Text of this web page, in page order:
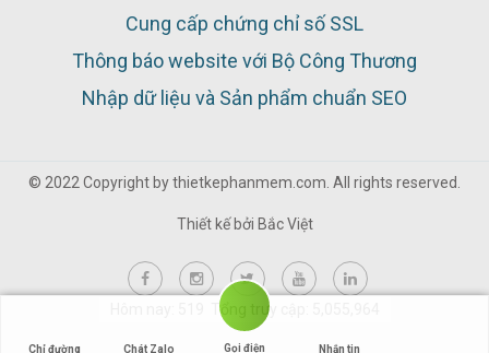
Cung cấp chứng chỉ số SSL
Thông báo website với Bộ Công Thương
Nhập dữ liệu và Sản phẩm chuẩn SEO
© 2022 Copyright by thietkephanmem.com. All rights reserved.
Thiết kế bởi Bắc Việt
Hôm nay: 519 Tổng truy cập: 5,055,964
Chỉ đường Chát Zalo Gọi điện Nhắn tin